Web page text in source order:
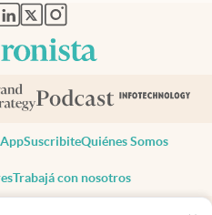
nueva pestaña
en nueva pestaña
abre en nueva pestaña
abre en nueva pestaña
abre en nueva pestaña
SuscribiteQuiénes Somos
Trabajá con nosotros